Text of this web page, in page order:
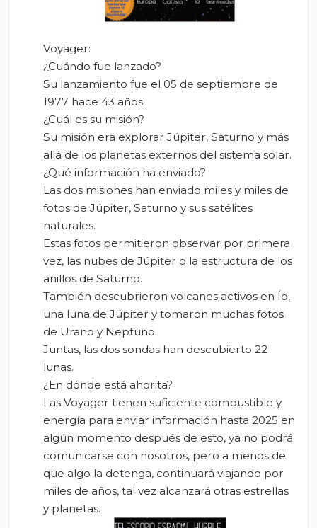
Voyager:
¿Cuándo fue lanzado?
Su lanzamiento fue el 05 de septiembre de
1977 hace 43 años.
¿Cuál es su misión?
Su misión era explorar Júpiter, Saturno y más
allá de los planetas externos del sistema solar.
¿Qué información ha enviado?
Las dos misiones han enviado miles y miles de
fotos de Júpiter, Saturno y sus satélites
naturales.
Estas fotos permitieron observar por primera
vez, las nubes de Júpiter o la estructura de los
anillos de Saturno.
También descubrieron volcanes activos en Ío,
una luna de Júpiter y tomaron muchas fotos
de Urano y Neptuno.
Juntas, las dos sondas han descubierto 22
lunas.
¿En dónde está ahorita?
Las Voyager tienen suficiente combustible y
energía para enviar información hasta 2025 en
algún momento después de esto, ya no podrá
comunicarse con nosotros, pero a menos de
que algo la detenga, continuará viajando por
miles de años, tal vez alcanzará otras estrellas
y planetas.